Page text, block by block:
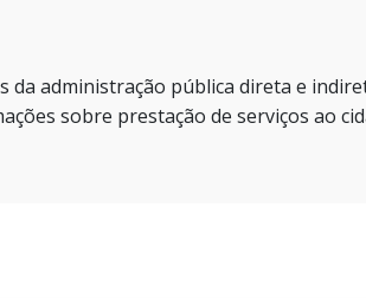
da administração pública direta e
sobre prestação de serviços ao